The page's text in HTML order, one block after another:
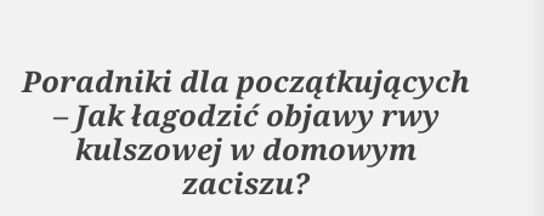
Poradniki dla początkujących
– Jak łagodzić objawy rwy
kulszowej w domowym
zaciszu?